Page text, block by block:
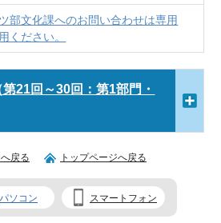
部文化課へのお問い合わせは専用
ください。
21回～30回：第1部門・
戻る トップページへ戻る
パソコン スマートフォン